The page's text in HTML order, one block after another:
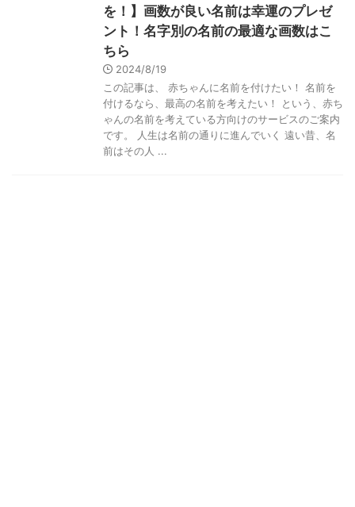
を！】画数が良い名前は幸運のプレゼ
ント！名字別の名前の最適な画数はこ
ちら
2024/8/19
この記事は、 赤ちゃんに名前を付けたい！ 名前を
付けるなら、最高の名前を考えたい！ という、赤ち
ゃんの名前を考えている方向けのサービスのご案内
です。 人生は名前の通りに進んでいく 遠い昔、名
前はその人 ...